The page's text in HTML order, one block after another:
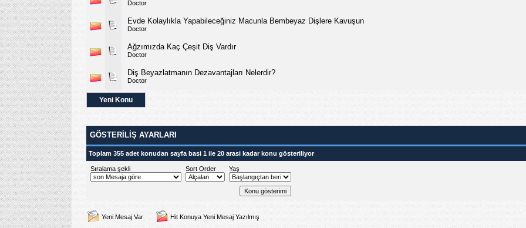
Doctor
Evde Kolaylıkla Yapabileceğiniz Macunla Bembeyaz Dişlere Kavuşun
Doctor
Ağzımızda Kaç Çeşit Diş Vardır
Doctor
Diş Beyazlatmanın Dezavantajları Nelerdir?
Doctor
Yeni Konu
GÖSTERILIŞ AYARLARI
Toplam 355 adet konudan sayfa basi 1 ile 20 arasi kadar konu gösteriliyor
Sıralama şekli Sort Order Yaş
Yeni Mesaj Var Hit Konuya Yeni Mesaj Yazılmış